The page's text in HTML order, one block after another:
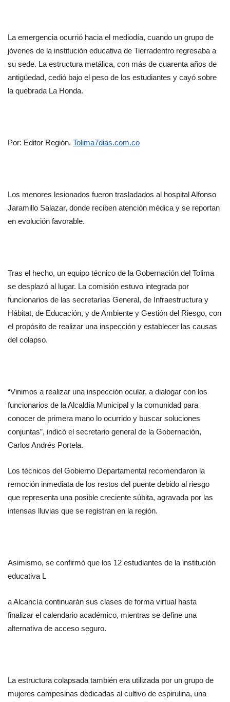
La emergencia ocurrió hacia el mediodía, cuando un grupo de
jóvenes de la institución educativa de Tierradentro regresaba a
su sede. La estructura metálica, con más de cuarenta años de
antigüedad, cedió bajo el peso de los estudiantes y cayó sobre
la quebrada La Honda.
Por: Editor Región. Tolima7dias.com.co
Los menores lesionados fueron trasladados al hospital Alfonso
Jaramillo Salazar, donde reciben atención médica y se reportan
en evolución favorable.
Tras el hecho, un equipo técnico de la Gobernación del Tolima
se desplazó al lugar. La comisión estuvo integrada por
funcionarios de las secretarías General, de Infraestructura y
Hábitat, de Educación, y de Ambiente y Gestión del Riesgo, con
el propósito de realizar una inspección y establecer las causas
del colapso.
“Vinimos a realizar una inspección ocular, a dialogar con los
funcionarios de la Alcaldía Municipal y la comunidad para
conocer de primera mano lo ocurrido y buscar soluciones
conjuntas”, indicó el secretario general de la Gobernación,
Carlos Andrés Portela.
Los técnicos del Gobierno Departamental recomendaron la
remoción inmediata de los restos del puente debido al riesgo
que representa una posible creciente súbita, agravada por las
intensas lluvias que se registran en la región.
Asimismo, se confirmó que los 12 estudiantes de la institución
educativa L
a Alcancía continuarán sus clases de forma virtual hasta
finalizar el calendario académico, mientras se define una
alternativa de acceso seguro.
La estructura colapsada también era utilizada por un grupo de
mujeres campesinas dedicadas al cultivo de espirulina, una